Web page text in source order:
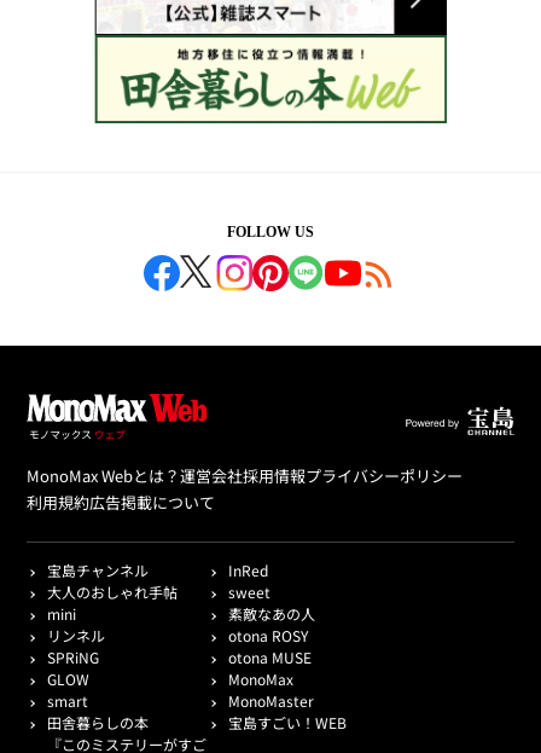
FOLLOW US
MonoMax Webとは？運営会社採用情報プライバシーポリシー
利用規約広告掲載について
宝島チャンネル
InRed
大人のおしゃれ手帖
sweet
mini
素敵なあの人
リンネル
otona ROSY
SPRiNG
otona MUSE
GLOW
MonoMax
smart
MonoMaster
田舎暮らしの本
宝島すごい！WEB
『このミステリーがすご